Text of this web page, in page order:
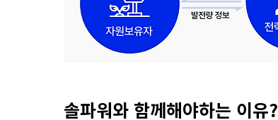
솔파워와 함께해야하는 이유?